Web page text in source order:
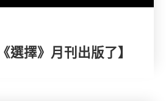
選擇》月刊出版了】